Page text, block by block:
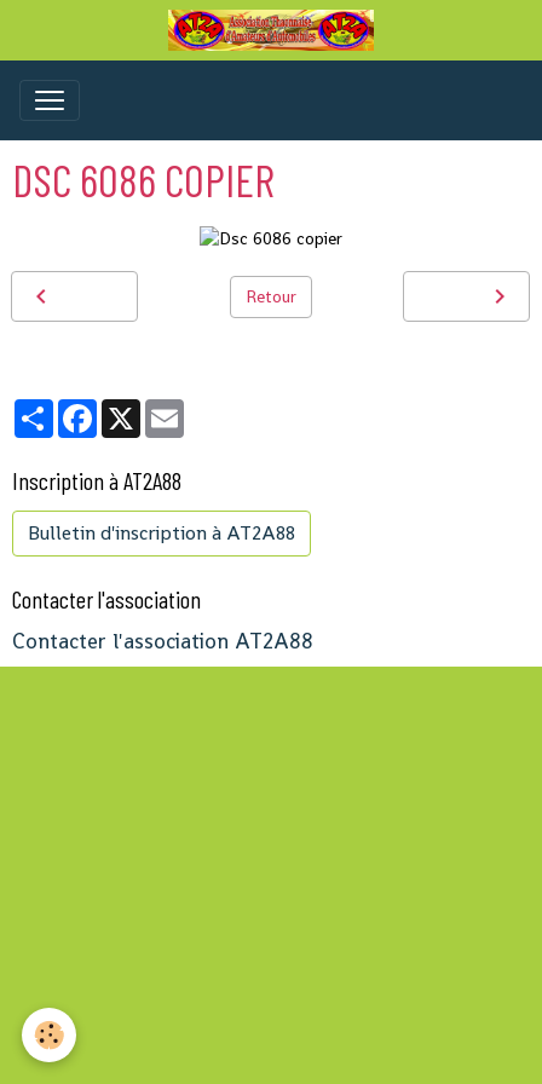
DSC 6086 COPIER
Retour
PartagerFacebook
X
Inscription à AT2A88
Bulletin d'inscription à AT2A88
Contacter l'association
Contacter l'association AT2A88